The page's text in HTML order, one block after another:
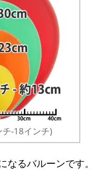
-18インチ)
るバルーンです。